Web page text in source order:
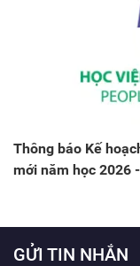
Thông báo Kế
mới năm học 2026
GỬI TIN NHẮN